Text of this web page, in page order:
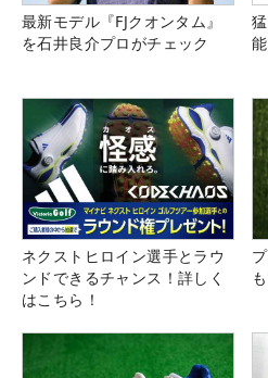
最新モデル『FJクオンタム』
を石井良介プロがチェック
ネクストヒロイン選手とラウ
ンドできるチャンス！詳しく
はこちら！